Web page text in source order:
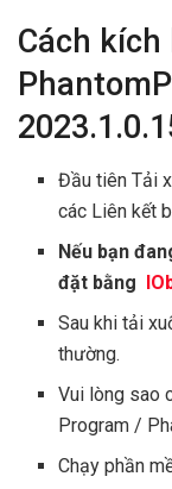
Cách
Đầu tiên Tải
các Liên kết
Nếu bạn
đặt bằng
Sau khi tải
thường.
Vui lòng sao
Program /
Chạy phần